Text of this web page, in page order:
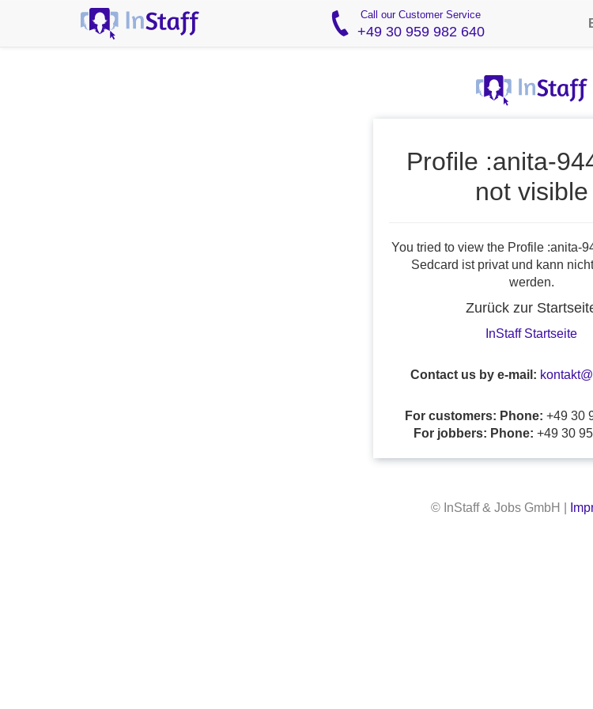
Call our Customer Service
+49 30 959 982 640
Profile :anita-
not visible
You tried to view the Profile :anita-
Sedcard ist privat und kann
werden.
Zurück zur
InStaff Startseite
Contact us by e-mail:
For customers: Phone: +49 30
For jobbers: Phone: +49 30
© InStaff & Jobs GmbH |